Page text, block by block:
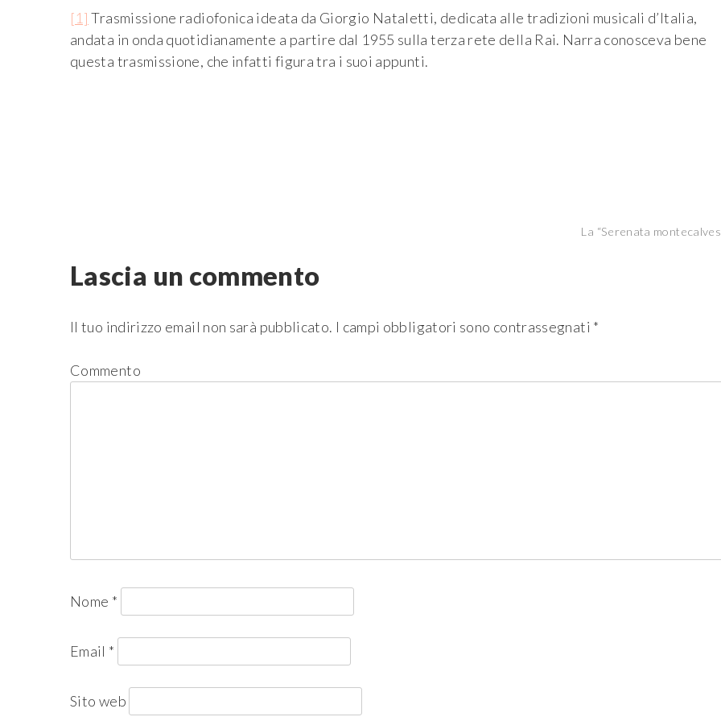
[1] Trasmissione radiofonica ideata da Giorgio Nataletti, dedicata alle tradizioni musicali d’Italia,
andata in onda quotidianamente a partire dal 1955 sulla terza rete della Rai. Narra conosceva bene
questa trasmissione, che infatti figura tra i suoi appunti.
articoli
La “Serenata
Lascia un commento
Il tuo indirizzo email non sarà pubblicato. I campi obbligatori sono contrassegnati *
Commento
Nome *
Email *
Sito web